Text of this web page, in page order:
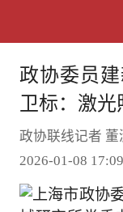
政协委员
卫标：激
政协联线记者 董
2026-01-08